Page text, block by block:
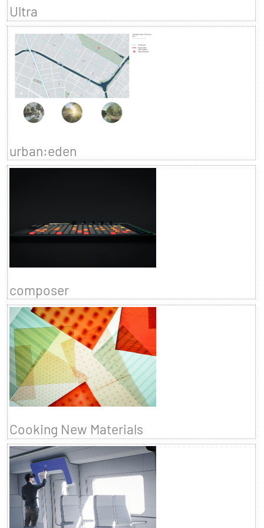
Ultra
urban:eden
composer
Cooking New Materials